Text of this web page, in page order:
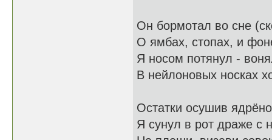
Он бормотал во сне
О ямбах, стопах, и
Я носом потянул -
В нейлоновых носках
Остатки осушив
Я сунул в рот драже с